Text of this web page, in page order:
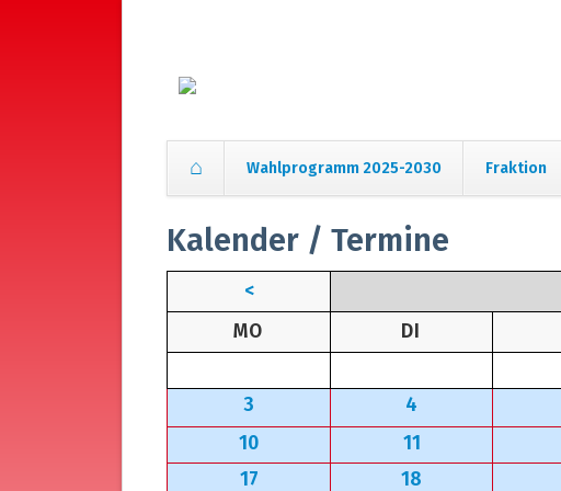
Wahlprogramm 2025-2030 Fraktion
überspringen
Kalender / Termine
<
MO
DI
3
4
10
11
17
18